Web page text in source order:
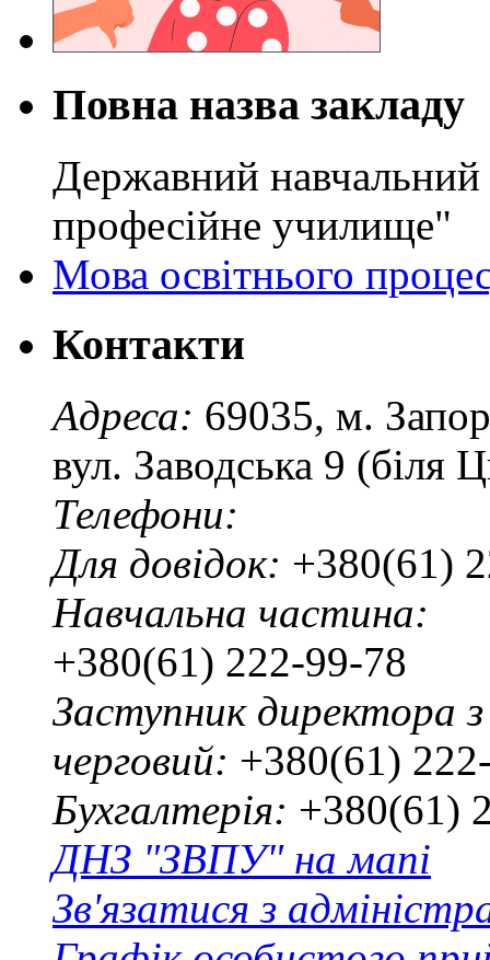
Повна назва закладу
Державний навчальний
професійне училище"
Мова освітнього
Контакти
Адреса: 69035, м.
вул. Заводська 9 (біля
Телефони:
Для довідок: +380(61)
Навчальна частина:
+380(61) 222-99-78
Заступник директора
черговий: +380(61)
Бухгалтерія: +380(61)
ДНЗ "ЗВПУ" на мапі
Зв'язатися з